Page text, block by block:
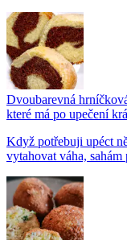
Dvoubarevná
které má po upečení
Když potřebuji upéct
vytahovat váha,